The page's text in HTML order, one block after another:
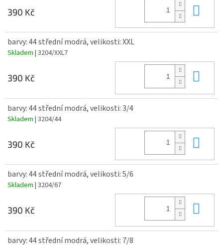
390 Kč
barvy: 44 střední modrá, velikosti: XXL
Skladem | 3204/XXL7
390 Kč
barvy: 44 střední modrá, velikosti: 3/4
Skladem | 3204/44
390 Kč
barvy: 44 střední modrá, velikosti: 5/6
Skladem | 3204/67
390 Kč
barvy: 44 střední modrá, velikosti: 7/8